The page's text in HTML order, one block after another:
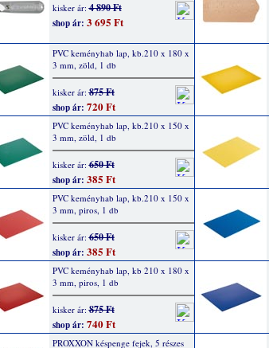
kisker ár:4 890 Ft
shop ár: 3 695 Ft
PVC keményhab lap, kb.210 x 180 x
3 mm, zöld, 1 db
kisker ár:875 Ft
shop ár: 720 Ft
PVC keményhab lap, kb.210 x 150 x
3 mm, zöld, 1 db
kisker ár:650 Ft
shop ár: 385 Ft
PVC keményhab lap, kb.210 x 150 x
3 mm, piros, 1 db
kisker ár:650 Ft
shop ár: 385 Ft
PVC keményhab lap, kb 210 x 180 x
3 mm, piros, 1 db
kisker ár:875 Ft
shop ár: 740 Ft
PROXXON késpenge fejek, 5 részes